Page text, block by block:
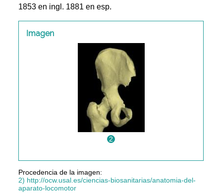
1853 en ingl. 1881 en esp.
Imagen
2
Procedencia de la imagen:
2) http://ocw.usal.es/ciencias-biosanitarias/anatomia-del-
aparato-locomotor